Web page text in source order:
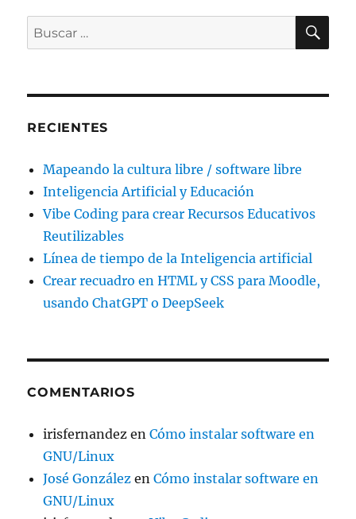
Buscar
por:
RECIENTES
Mapeando la cultura libre / software libre
Inteligencia Artificial y Educación
Vibe Coding para crear Recursos Educativos
Reutilizables
Línea de tiempo de la Inteligencia artificial
Crear recuadro en HTML y CSS para Moodle,
usando ChatGPT o DeepSeek
COMENTARIOS
irisfernandez enCómo instalar software en
GNU/Linux
José González enCómo instalar software en
GNU/Linux